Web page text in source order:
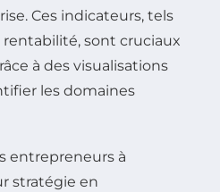
Ces indicateurs, tels
rentabilité, sont cruciaux
à des visualisations
les domaines
entrepreneurs à
stratégie en